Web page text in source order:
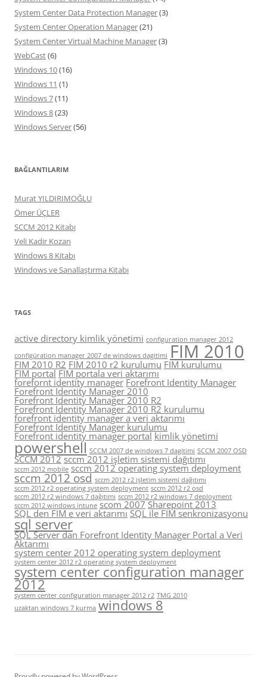
System Center Data Protection Manager(3)
System Center Operation Manager(21)
System Center Virtual Machine Manager(3)
WebCast(6)
Windows 10(16)
Windows 11 (1)
Windows 7(11)
Windows 8(23)
Windows Server(56)
BAĞLANTILARIM
Murat YILDIRIMOĞLU
Ömer ÜÇLER
SCCM 2012 Kitabı
Veli Kadir Kozan
Windows 8 Kitabı
Windows ve Sanallaştırma Kitabı
TAGS
active directory kimlik yönetimi configuration manager 2012
configüration manager 2007 de windows dagitimi FIM 2010
FIM 2010 R2 FIM 2010 r2 kurulumu FIM kurulumu
FIM portal FIM portala veri aktarımı
forefornt identity manager Forefront Identity Manager
Forefront Identity Manager 2010
Forefront Identity Manager 2010 R2
Forefront Identity Manager 2010 R2 kurulumu
forefront identity manager a veri aktarımı
Forefront Identity Manager kurulumu
Forefront identity manager portal kimlik yönetimi
powershell SCCM 2007 de windows 7 dagitimi SCCM 2007 OSD
SCCM 2012 sccm 2012 işletim sistemi dağıtımı
sccm 2012 mobile sccm 2012 operating system deployment
sccm 2012 osd sccm 2012 r2 işletim sistemi dağıtımı
sccm 2012 r2 operating system deployment sccm 2012 r2 osd
sccm 2012 r2 windows 7 dağıtımı sccm 2012 r2 windows 7 deployment
sccm 2012 windows intune scom 2007 Sharepoint 2013
SQL den FIM e veri aktarımı SQL ile FIM senkronizasyonu
sql server
SQL Server dan Forefront Identity Manager Portal a Veri
Aktarımı
system center 2012 operating system deployment
system center 2012 r2 operating system deployment
system center configuration manager
2012
system center configuration manager 2012 r2 TMG 2010
uzaktan windows 7 kurma windows 8